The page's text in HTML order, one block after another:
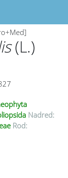
(L.)
Nadred:
Rod: